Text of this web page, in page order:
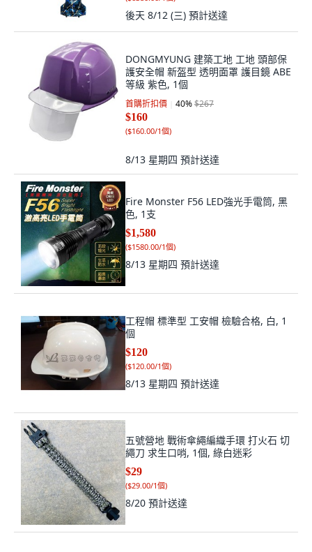
後天 8/12 (三) 預計送達
DONGMYUNG 建築工地 工地 頭部保
護安全帽 新盔型 透明面罩 護目鏡 ABE
等級 紫色, 1個
首購折扣價 40%$267
$160
($160.00/1個)
8/13 星期四 預計送達
Fire Monster F56 LED強光手電筒, 黑
色, 1支
$1,580
($1580.00/1個)
8/13 星期四 預計送達
工程帽 標準型 工安帽 檢驗合格, 白, 1
個
$120
($120.00/1個)
8/13 星期四 預計送達
五號營地 戰術傘繩編織手環 打火石 切
繩刀 求生口哨, 1個, 綠白迷彩
$29
($29.00/1個)
8/20 預計送達